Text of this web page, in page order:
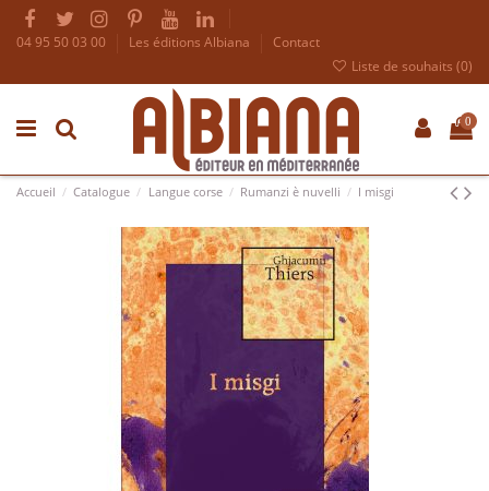
04 95 50 03 00 Les éditions Albiana
Contact
Liste de souhaits (0)
0
Accueil Catalogue Langue corse Rumanzi è nuvelli I misgi